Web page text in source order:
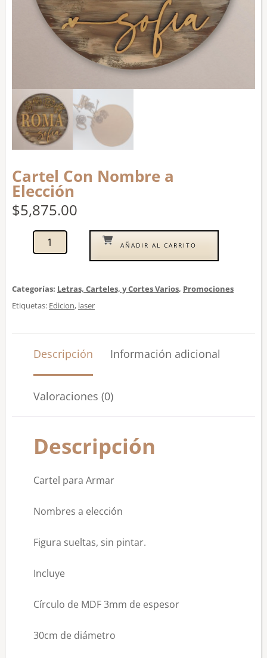
Cartel Con Nombre a
Elección
$5,875.00
AÑADIR AL CARRITO
Categorías: Letras, Carteles, y Cortes Varios, Promociones
Etiquetas: Edicion, laser
Descripción Información adicional
Valoraciones (0)
Descripción
Cartel para Armar
Nombres a elección
Figura sueltas, sin pintar.
Incluye
Círculo de MDF 3mm de espesor
30cm de diámetro